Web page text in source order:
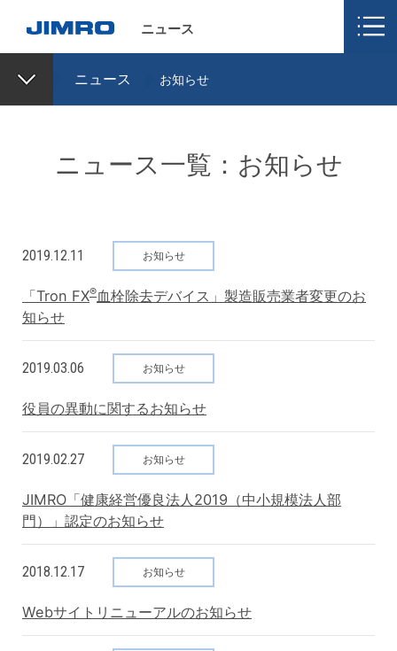
ニュース
ニュース一覧：お知らせ
2019.12.11 お知らせ
「Tron FX®血栓除去デバイス」製造販売業者変更のお
知らせ
2019.03.06 お知らせ
役員の異動に関するお知らせ
2019.02.27 お知らせ
JIMRO「健康経営優良法人2019（中小規模法人部
門）」認定のお知らせ
2018.12.17 お知らせ
Webサイトリニューアルのお知らせ
ニュース お知らせ